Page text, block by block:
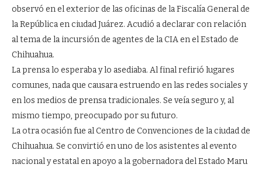
observó en el exterior de las oficinas de la Fiscalía General de
la República en ciudad Juárez. Acudió a declarar con relación
al tema de la incursión de agentes de la CIA en el Estado de
Chihuahua.
La prensa lo esperaba y lo asediaba. Al final refirió lugares
comunes, nada que causara estruendo en las redes sociales y
en los medios de prensa tradicionales. Se veía seguro y, al
mismo tiempo, preocupado por su futuro.
La otra ocasión fue al Centro de Convenciones de la ciudad de
Chihuahua. Se convirtió en uno de los asistentes al evento
nacional y estatal en apoyo a la gobernadora del Estado Maru